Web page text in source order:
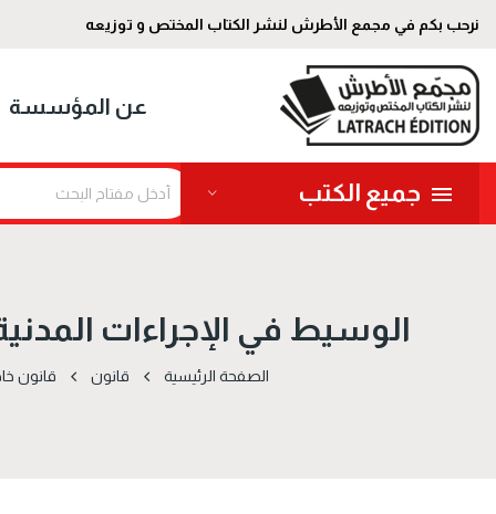
نرحب بكم في مجمع الأطرش لنشر الكتاب المختص و توزيعه
عن المؤسسة
جميع الكتب
الوسيط في الإجراءات
الصفحة الرئيسية قانون قانون